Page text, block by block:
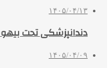
۱۴۰۵/۰۴/۱۳
دندانپزشکی تحت
۱۴۰۵/۰۴/۰۹